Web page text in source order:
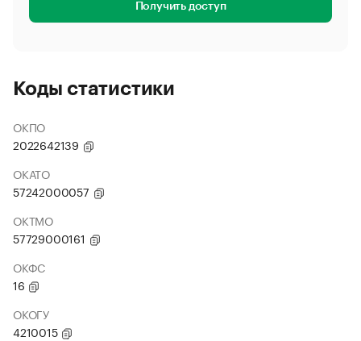
Получить доступ
Коды статистики
ОКПО
2022642139
ОКАТО
57242000057
ОКТМО
57729000161
ОКФС
16
ОКОГУ
4210015